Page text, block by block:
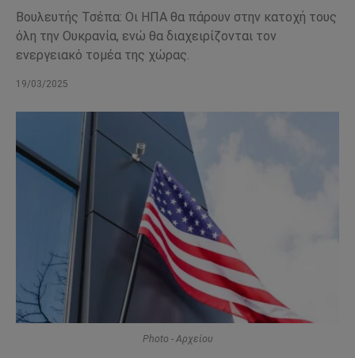
Βουλευτής Τσέπα: Οι ΗΠΑ θα πάρουν στην κατοχή τους
όλη την Ουκρανία, ενώ θα διαχειρίζονται τον
ενεργειακό τομέα της χώρας.
19/03/2025
Photo - Αρχείου